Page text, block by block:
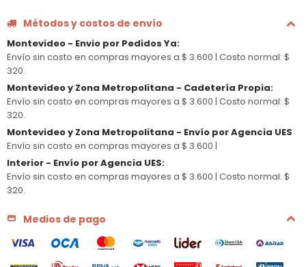
Métodos y costos de envío
Montevideo - Envio por Pedidos Ya:
Envío sin costo en compras mayores a $ 3.600 | Costo normal: $
320.
Montevideo y Zona Metropolitana - Cadetería Propia:
Envío sin costo en compras mayores a $ 3.600 | Costo normal: $
320.
Montevideo y Zona Metropolitana - Envío por Agencia UES
Envío sin costo en compras mayores a $ 3.600 |
Interior - Envío por Agencia UES:
Envío sin costo en compras mayores a $ 3.600 | Costo normal: $
320.
Medios de pago